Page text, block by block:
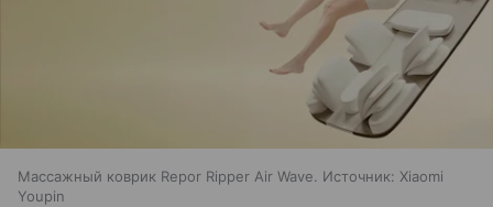
Массажный коврик Repor Ripper Air Wave. Источник: Xiaomi
Youpin